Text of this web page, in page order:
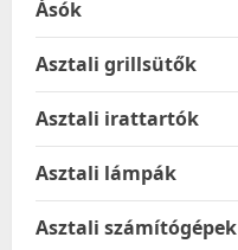
Ásók
Asztali grillsütők
Asztali irattartók
Asztali lámpák
Asztali számítógépek